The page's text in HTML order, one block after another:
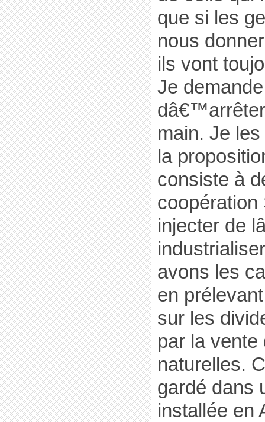
que si les
nous
ils vont
Je
main. Je
la
consiste à
coopération
injecter de
avons les
en
sur les
par la
naturelles.
gardé dans
installée en